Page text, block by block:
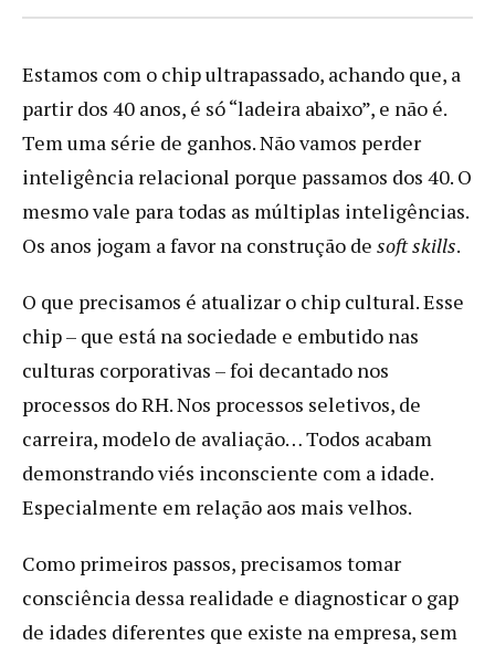
Estamos com o chip ultrapassado, achando que, a
partir dos 40 anos, é só “ladeira abaixo”, e não é.
Tem uma série de ganhos. Não vamos perder
inteligência relacional porque passamos dos 40. O
mesmo vale para todas as múltiplas inteligências.
Os anos jogam a favor na construção de soft skills.
O que precisamos é atualizar o chip cultural. Esse
chip – que está na sociedade e embutido nas
culturas corporativas – foi decantado nos
processos do RH. Nos processos seletivos, de
carreira, modelo de avaliação… Todos acabam
demonstrando viés inconsciente com a idade.
Especialmente em relação aos mais velhos.
Como primeiros passos, precisamos tomar
consciência dessa realidade e diagnosticar o gap
de idades diferentes que existe na empresa, sem